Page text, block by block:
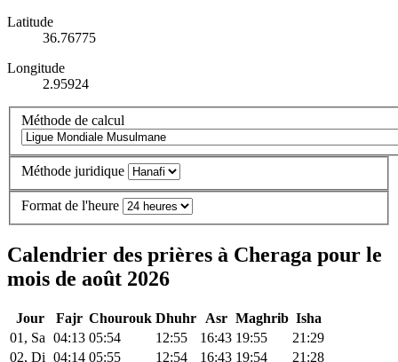
Latitude
36.76775
Longitude
2.95924
Méthode de calcul
Méthode juridique
Format de l'heure
Calendrier des prières à Cheraga pour le
mois de août 2026
Jour Fajr Chourouk Dhuhr Asr Maghrib Isha
01, Sa 04:13 05:54 12:55 16:43 19:55
21:29
02, Di 04:14 05:55 12:54 16:43 19:54
21:28